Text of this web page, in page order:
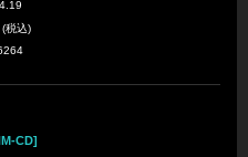
税込)
CD]